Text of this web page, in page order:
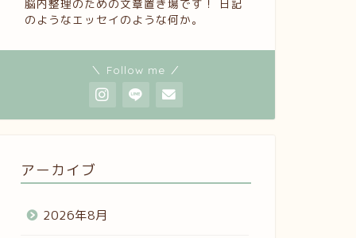
脳内整理のための文章置き場です！ 日記
のようなエッセイのような何か。
＼ Follow me ／
アーカイブ
2026年8月